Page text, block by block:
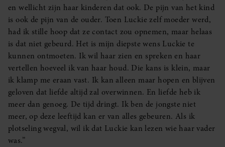
en wellicht zijn haar kinderen dat ook. De pijn van het kind
is ook de pijn van de ouder. Toen Luckie zelf moeder werd,
had ik stille hoop dat ze contact zou opnemen, maar helaas
is dat niet gebeurd. Het is mijn diepste wens Luckie te
kunnen ontmoeten. Ik wil haar zien en spreken en haar
vertellen hoeveel ik van haar houd. Die kans is klein, maar
ik klamp me eraan vast. Ik kan alleen maar hopen en blijven
geloven dat liefde altijd zal overwinnen. En liefde heb ik
meer dan genoeg. De tijd dringt. Ik ben de jongste niet
meer, op deze leeftijd kan er van alles gebeuren. Als ik
plotseling wegval, wil ik dat Luckie kan lezen wie haar vader
was.”